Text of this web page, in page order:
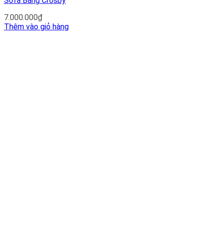
7.000.000₫
Thêm vào giỏ hàng